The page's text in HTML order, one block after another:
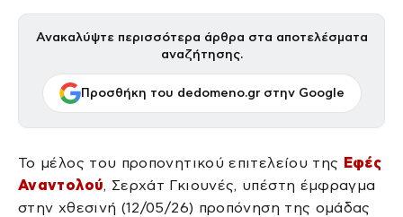
Ανακαλύψτε περισσότερα άρθρα στα αποτελέσματα
αναζήτησης.
Προσθήκη του dedomeno.gr στην Google
Το μέλος του προπονητικού επιτελείου της Εφές
Αναντολού, Σερχάτ Γκιουνές, υπέστη έμφραγμα
στην χθεσινή (12/05/26) προπόνηση της ομάδας